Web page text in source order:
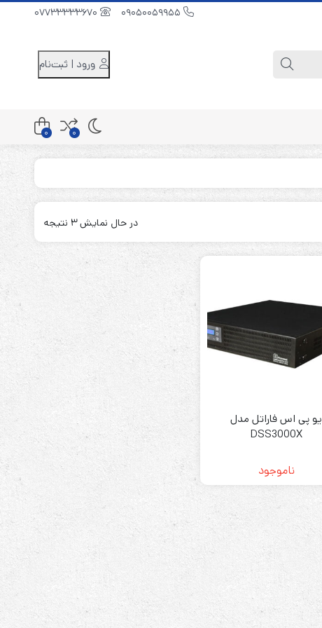
ورود | ثبت‌نام
کابینت باتری 48 ولت
کابینت باتری 240 ولت
ابزارهای مدیریت یوپی‌اس
تابلوی بای پس
0
0
در حال نمایش 3 نتیجه
یو پی اس فاراتل مدل
DSS3000X
ناموجود